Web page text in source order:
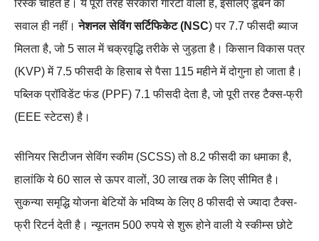
रिस्क चाहते हैं। ये पूरी तरह सरकारी गारंटी वाली हैं, इसलिए डूबने का
सवाल ही नहीं।नेशनल सेविंग सर्टिफिकेट (NSC) पर 7.7 फीसदी ब्याज
मिलता है, जो 5 साल में चक्रवृद्धि तरीके से जुड़ता है। किसान विकास पत्र
(KVP) में 7.5 फीसदी के हिसाब से पैसा 115 महीने में दोगुना हो जाता है।
पब्लिक प्रॉविडेंट फंड (PPF) 7.1 फीसदी देता है, जो पूरी तरह टैक्स-फ्री
(EEE स्टेटस) है।
सीनियर सिटीजन सेविंग स्कीम (SCSS) तो 8.2 फीसदी का धमाका है,
हालांकि ये 60 साल से ऊपर वालों, 30 लाख तक के लिए सीमित है।
सुकन्या समृद्धि योजना बेटियों के भविष्य के लिए 8 फीसदी से ज्यादा टैक्स-
फ्री रिटर्न देती है। न्यूनतम 500 रुपये से शुरू होने वाली ये स्कीम्स छोटे